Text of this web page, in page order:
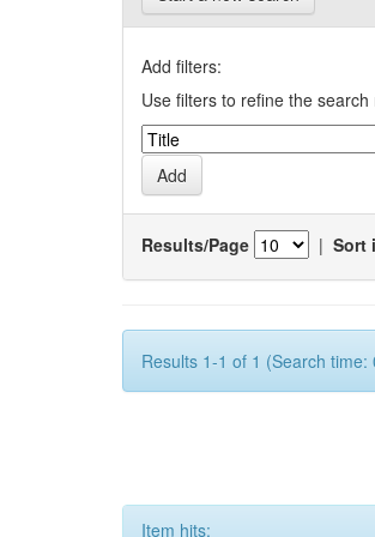
Add filters:
Use filters to refine the search
Results/Page | Sort
Results 1-1 of 1 (Search time:
Item hits: